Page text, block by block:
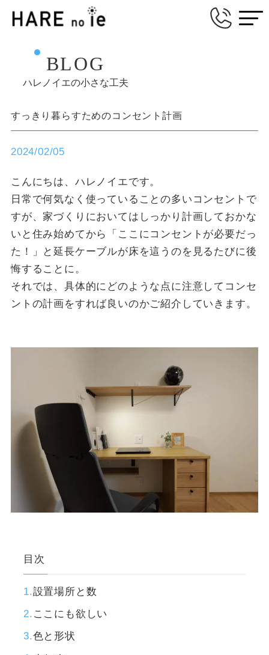
BLOG
ハレノイエの小さな工夫
すっきり暮らすためのコンセント計画
2024/02/05
こんにちは、ハレノイエです。
日常で何気なく使っていることの多いコンセントで
すが、家づくりにおいてはしっかり計画しておかな
いと住み始めてから「ここにコンセントが必要だっ
た！」と延長ケーブルが床を這うのを見るたびに後
悔することに。
それでは、具体的にどのような点に注意してコンセ
ントの計画をすれば良いのかご紹介していきます。
目次
設置場所と数
ここにも欲しい
色と形状